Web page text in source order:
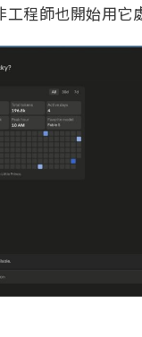
程師也開始用它